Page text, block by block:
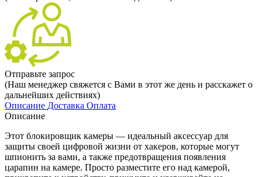
Отправьте запрос
(Наш менеджер свяжется с Вами в этот же день и расскажет о
дальнейших действиях)
Описание Доставка Оплата
Описание
Этот блокировщик камеры — идеальный аксессуар для
защиты своей цифровой жизни от хакеров, которые могут
шпионить за вами, а также предотвращения появления
царапин на камере. Просто разместите его над камерой,